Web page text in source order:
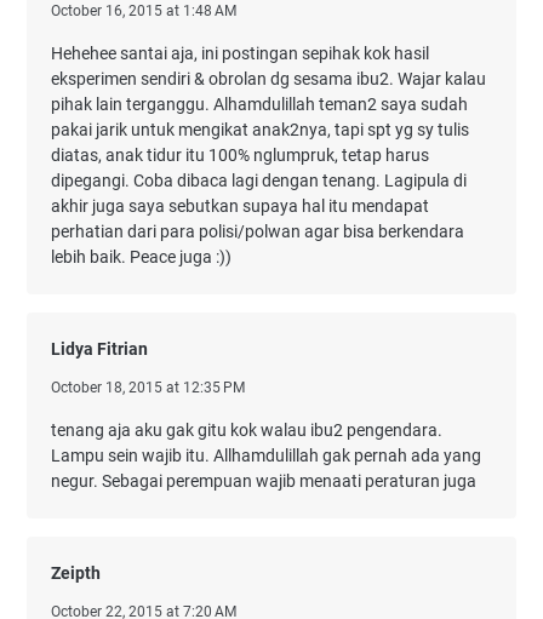
October 16, 2015 at 1:48 AM
Hehehee santai aja, ini postingan sepihak kok hasil
eksperimen sendiri & obrolan dg sesama ibu2. Wajar kalau
pihak lain terganggu. Alhamdulillah teman2 saya sudah
pakai jarik untuk mengikat anak2nya, tapi spt yg sy tulis
diatas, anak tidur itu 100% nglumpruk, tetap harus
dipegangi. Coba dibaca lagi dengan tenang. Lagipula di
akhir juga saya sebutkan supaya hal itu mendapat
perhatian dari para polisi/polwan agar bisa berkendara
lebih baik. Peace juga :))
Lidya Fitrian
October 18, 2015 at 12:35 PM
tenang aja aku gak gitu kok walau ibu2 pengendara.
Lampu sein wajib itu. Allhamdulillah gak pernah ada yang
negur. Sebagai perempuan wajib menaati peraturan juga
Zeipth
October 22, 2015 at 7:20 AM